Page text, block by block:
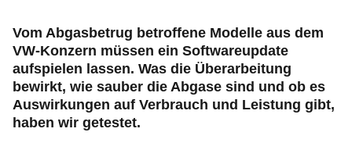
Vom Abgasbetrug betroffene Modelle aus dem
VW-Konzern müssen ein Softwareupdate
aufspielen lassen. Was die Überarbeitung
bewirkt, wie sauber die Abgase sind und ob es
Auswirkungen auf Verbrauch und Leistung gibt,
haben wir getestet.